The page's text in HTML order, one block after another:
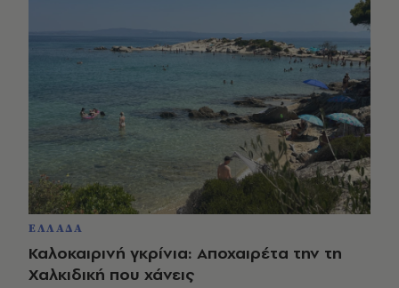
ΕΛΛΑΔΑ
Καλοκαιρινή γκρίνια: Αποχαιρέτα την τη
Χαλκιδική που χάνεις